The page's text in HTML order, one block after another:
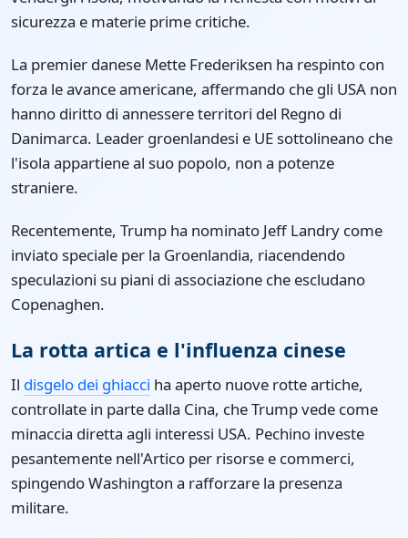
sicurezza e materie prime critiche.
La premier danese Mette Frederiksen ha respinto con
forza le avance americane, affermando che gli USA non
hanno diritto di annessere territori del Regno di
Danimarca. Leader groenlandesi e UE sottolineano che
l'isola appartiene al suo popolo, non a potenze
straniere.
Recentemente, Trump ha nominato Jeff Landry come
inviato speciale per la Groenlandia, riacendendo
speculazioni su piani di associazione che escludano
Copenaghen.
La rotta artica e l'influenza cinese
Il disgelo dei ghiacci ha aperto nuove rotte artiche,
controllate in parte dalla Cina, che Trump vede come
minaccia diretta agli interessi USA. Pechino investe
pesantemente nell'Artico per risorse e commerci,
spingendo Washington a rafforzare la presenza
militare.